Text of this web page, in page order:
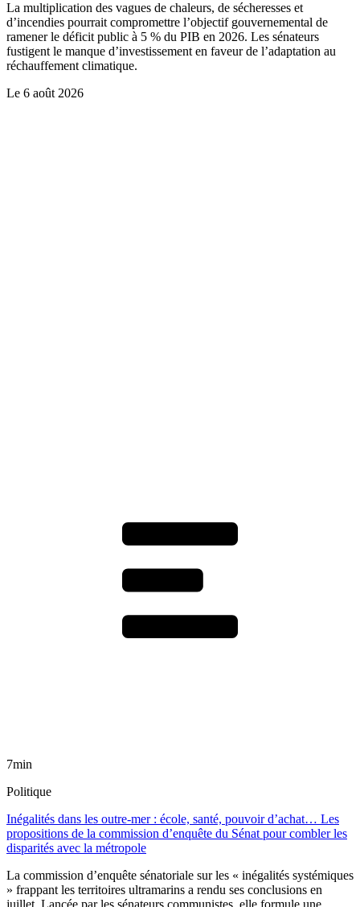
La multiplication des vagues de chaleurs, de sécheresses et
d’incendies pourrait compromettre l’objectif gouvernemental de
ramener le déficit public à 5 % du PIB en 2026. Les sénateurs
fustigent le manque d’investissement en faveur de l’adaptation au
réchauffement climatique.
Le 6 août 2026
7min
Politique
Inégalités dans les outre-mer : école, santé, pouvoir d’achat… Les
propositions de la commission d’enquête du Sénat pour combler les
disparités avec la métropole
La commission d’enquête sénatoriale sur les « inégalités systémiques
» frappant les territoires ultramarins a rendu ses conclusions en